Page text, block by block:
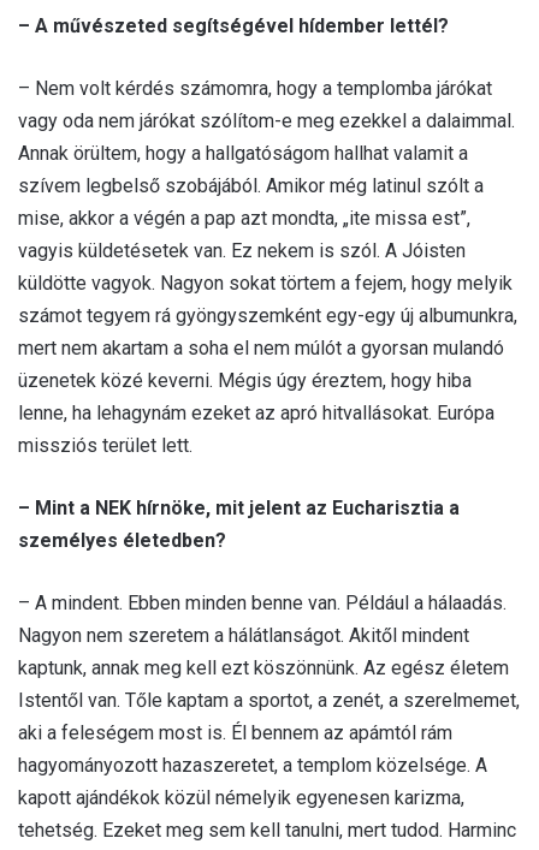
– A művészeted segítségével hídember lettél?
– Nem volt kérdés számomra, hogy a templomba járókat
vagy oda nem járókat szólítom-e meg ezekkel a dalaimmal.
Annak örültem, hogy a hallgatóságom hallhat valamit a
szívem legbelső szobájából. Amikor még latinul szólt a
mise, akkor a végén a pap azt mondta, „ite missa est”,
vagyis küldetésetek van. Ez nekem is szól. A Jóisten
küldötte vagyok. Nagyon sokat törtem a fejem, hogy melyik
számot tegyem rá gyöngyszemként egy-egy új albumunkra,
mert nem akartam a soha el nem múlót a gyorsan mulandó
üzenetek közé keverni. Mégis úgy éreztem, hogy hiba
lenne, ha lehagynám ezeket az apró hitvallásokat. Európa
missziós terület lett.
– Mint a NEK hírnöke, mit jelent az Eucharisztia a
személyes életedben?
– A mindent. Ebben minden benne van. Például a hálaadás.
Nagyon nem szeretem a hálátlanságot. Akitől mindent
kaptunk, annak meg kell ezt köszönnünk. Az egész életem
Istentől van. Tőle kaptam a sportot, a zenét, a szerelmemet,
aki a feleségem most is. Él bennem az apámtól rám
hagyományozott hazaszeretet, a templom közelsége. A
kapott ajándékok közül némelyik egyenesen karizma,
tehetség. Ezeket meg sem kell tanulni, mert tudod. Harminc